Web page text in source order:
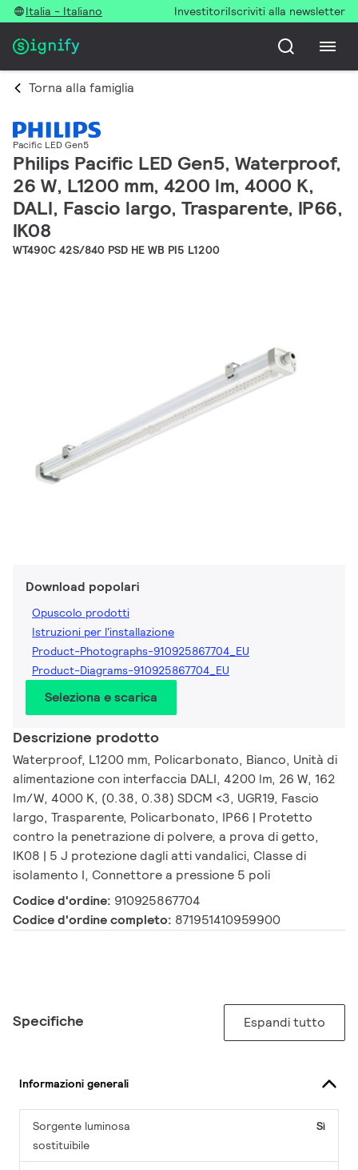
Italia - Italiano InvestitoriIscriviti alla newsletter
Torna alla famiglia
Pacific LED Gen5
Philips Pacific LED Gen5, Waterproof,
26 W, L1200 mm, 4200 lm, 4000 K,
DALI, Fascio largo, Trasparente, IP66,
IK08
WT490C 42S/840 PSD HE WB PI5 L1200
Download popolari
Opuscolo prodotti
Istruzioni per l'installazione
Product-Photographs-910925867704_EU
Product-Diagrams-910925867704_EU
Seleziona e scarica
Descrizione prodotto
Waterproof, L1200 mm, Policarbonato, Bianco, Unità di
alimentazione con interfaccia DALI, 4200 lm, 26 W, 162
lm/W, 4000 K, (0.38, 0.38) SDCM <3, UGR19, Fascio
largo, Trasparente, Policarbonato, IP66 | Protetto
contro la penetrazione di polvere, a prova di getto,
IK08 | 5 J protezione dagli atti vandalici, Classe di
isolamento I, Connettore a pressione 5 poli
Codice d'ordine: 910925867704
Codice d'ordine completo: 871951410959900
Specifiche Espandi tutto
Informazioni generali
Sorgente luminosa
sostituibile
Sì